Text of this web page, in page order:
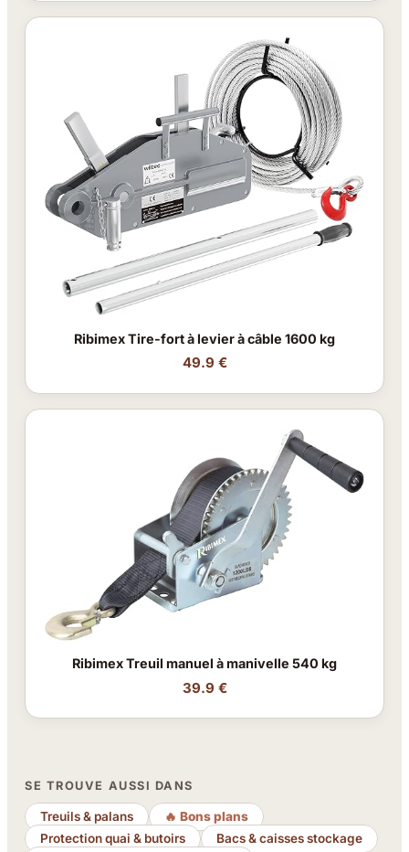
Ribimex Tire-fort à levier à câble 1600 kg
49.9 €
Ribimex Treuil manuel à manivelle 540 kg
39.9 €
SE TROUVE AUSSI DANS
Treuils & palans
🔥 Bons plans
Protection quai & butoirs
Bacs & caisses stockage